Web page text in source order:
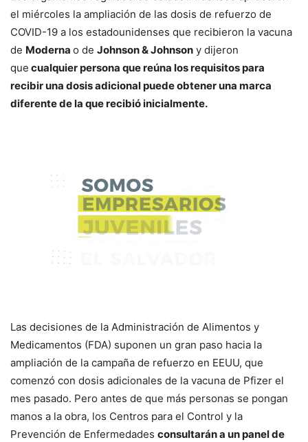
el miércoles la ampliación de las dosis de refuerzo de
COVID-19 a los estadounidenses que recibieron la vacuna
de Moderna o de Johnson & Johnson y dijeron
que cualquier persona que reúna los requisitos para
recibir una dosis adicional puede obtener una marca
diferente de la que recibió inicialmente.
Las decisiones de la Administración de Alimentos y
Medicamentos (FDA) suponen un gran paso hacia la
ampliación de la campaña de refuerzo en EEUU, que
comenzó con dosis adicionales de la vacuna de Pfizer el
mes pasado. Pero antes de que más personas se pongan
manos a la obra, los Centros para el Control y la
Prevención de Enfermedades consultarán a un panel de